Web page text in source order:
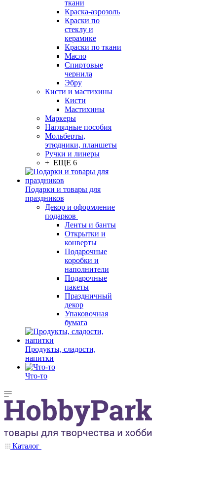
ткани
Краска-аэрозоль
Краски по
стеклу и
керамике
Краски по ткани
Масло
Спиртовые
чернила
Эбру
Кисти и мастихины
Кисти
Мастихины
Маркеры
Наглядные пособия
Мольберты,
этюдники, планшеты
Ручки и линеры
+ ЕЩЕ 6
Подарки и товары для
праздников
Декор и оформление
подарков
Ленты и банты
Открытки и
конверты
Подарочные
коробки и
наполнители
Подарочные
пакеты
Праздничный
декор
Упаковочная
бумага
Продукты, сладости,
напитки
Что-то
Каталог